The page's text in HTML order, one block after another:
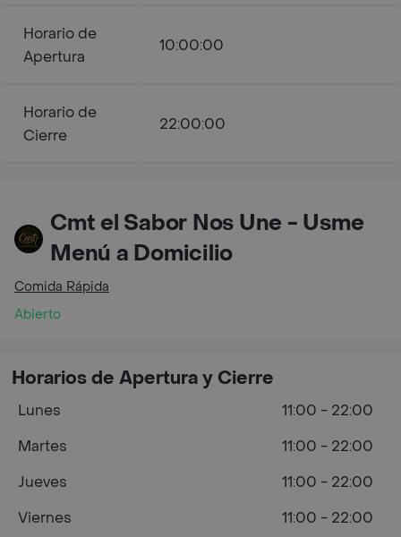
Horario de
Apertura
10:00:00
Horario de
Cierre
22:00:00
Cmt el Sabor Nos Une - Usme
Menú a Domicilio
Comida Rápida
Abierto
Horarios de Apertura y Cierre
Lunes
11:00 - 22:00
Martes
11:00 - 22:00
Jueves
11:00 - 22:00
Viernes
11:00 - 22:00